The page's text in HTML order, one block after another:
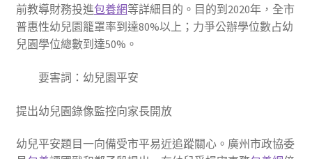
前教導財務投進包養網等詳細目的。目的到2020年，全市
普惠性幼兒園籠罩率到達80%以上；力爭公辦學位數占幼
兒園學位總數到達50%。
要害詞：幼兒園平安
提出幼兒園錄像監控向家長開放
幼兒平安題目一向備受市平易近追蹤關心。廣州市政協委